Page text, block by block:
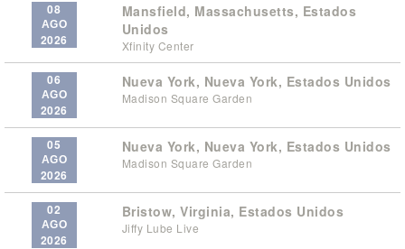
08
AGO
2026
Mansfield, Massachusetts, Estados
Unidos
Xfinity Center
06
AGO
2026
Nueva York, Nueva York, Estados Unidos
Madison Square Garden
05
AGO
2026
Nueva York, Nueva York, Estados Unidos
Madison Square Garden
02
AGO
2026
Bristow, Virginia, Estados Unidos
Jiffy Lube Live